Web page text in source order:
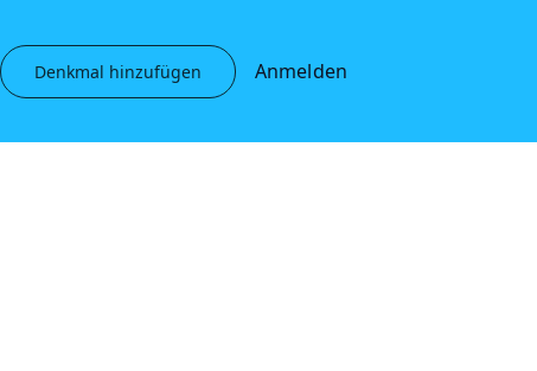
Denkmal hinzufügen Anmelden